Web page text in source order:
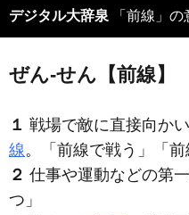
デジタル大辞泉 「前線」
ぜん‐せん【前線】
１ 戦場で敵に直接向か
線。「 前線で戦う」「 前
２ 仕事や運動などの第
つ」